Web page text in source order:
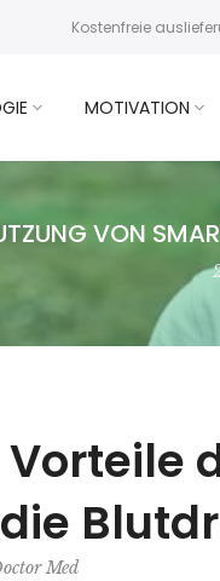
Kostenfreie
MOTIVATION
VON
Vorteile
Med